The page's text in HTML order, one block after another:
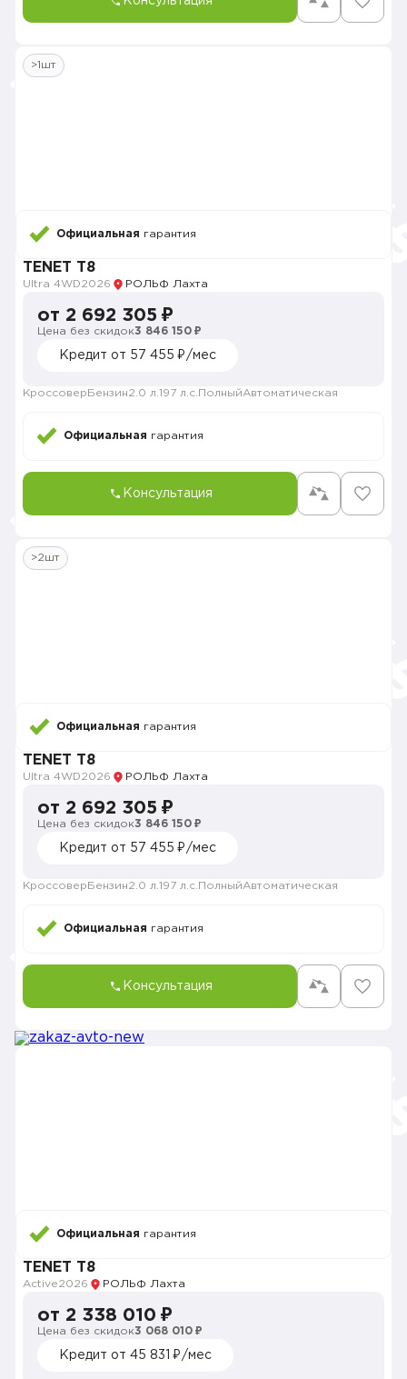
>1шт
Официальная гарантия
TENET T8
Ultra 4WD2026 РОЛЬФ Лахта
от 2 692 305 ₽
Цена без скидок3 846 150 ₽
Кредит от 57 455 ₽/мес
Кроссовер Бензин2.0 л. 197 л.с. ПолныйАвтоматическая
Официальная гарантия
Консультация
>2шт
Официальная гарантия
TENET T8
Ultra 4WD2026 РОЛЬФ Лахта
от 2 692 305 ₽
Цена без скидок3 846 150 ₽
Кредит от 57 455 ₽/мес
Кроссовер Бензин2.0 л. 197 л.с. ПолныйАвтоматическая
Официальная гарантия
Консультация
Официальная гарантия
TENET T8
Active2026 РОЛЬФ Лахта
от 2 338 010 ₽
Цена без скидок3 068 010 ₽
Кредит от 45 831 ₽/мес